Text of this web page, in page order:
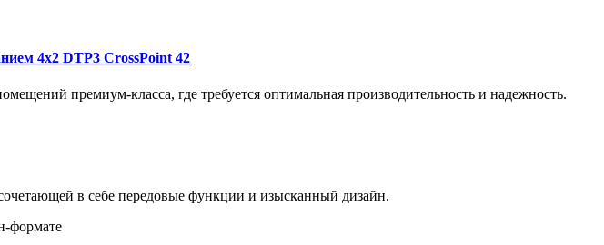
4x2 DTP3 CrossPoint 42
премиум-класса, где требуется оптимальная производительность и надежность.
в себе передовые функции и изысканный дизайн.
формате